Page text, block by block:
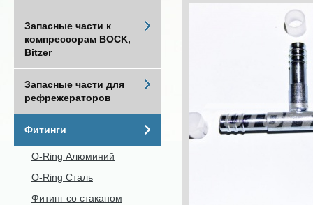
Запасные части к
компрессорам BOCK,
Bitzer
Запасные части для
рефрежераторов
Фитинги
O-Ring Алюминий
O-Ring Сталь
Фитинг со стаканом